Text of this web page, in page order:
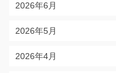
2026年6月
2026年5月
2026年4月